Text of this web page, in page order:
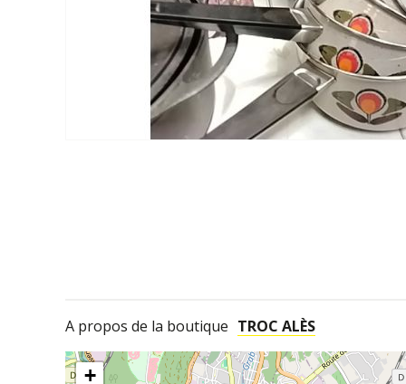
A propos de la boutique TROC ALÈS
+